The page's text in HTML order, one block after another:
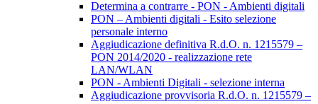
Determina a contrarre - PON - Ambienti digitali
PON – Ambienti digitali - Esito selezione
personale interno
Aggiudicazione definitiva R.d.O. n. 1215579 –
PON 2014/2020 - realizzazione rete
LAN/WLAN
PON - Ambienti Digitali - selezione interna
Aggiudicazione provvisoria R.d.O. n. 1215579 –